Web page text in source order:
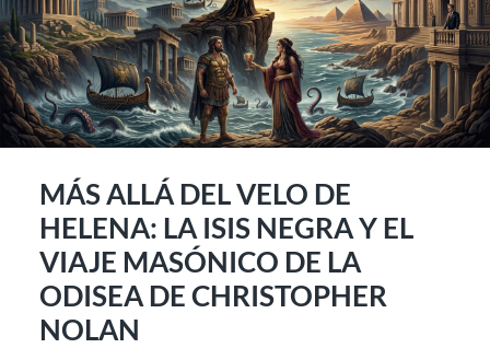
MÁS ALLÁ DEL VELO DE
HELENA: LA ISIS NEGRA Y EL
VIAJE MASÓNICO DE LA
ODISEA DE CHRISTOPHER
NOLAN